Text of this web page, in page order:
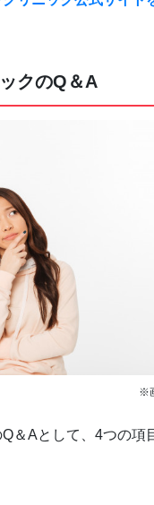
クのQ＆A
※
＆Aとして、4つの項